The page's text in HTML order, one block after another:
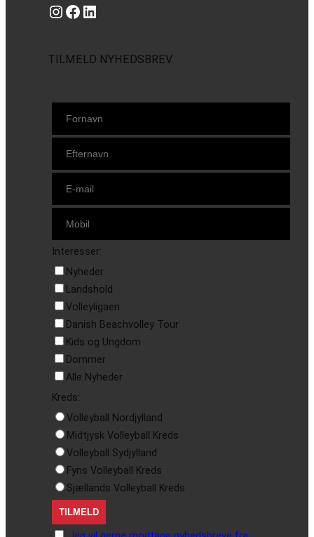
Instagram https://www.facebook.com/danishbeachvolleytour LinkedIn
TILMELD NYHEDSBREV
Interesser:
Nyheder
Landshold
Volleyligaen
Danish Beachvolley Tour
Kids og Ungdom
Dommer
Alle Nyheder
Kreds:
Volleyball Nordjylland
Midtjysk Volleyball Kreds
Volleyball Sydjylland
Fyns Volleyball Kreds
Sjællands Volleyball Kreds